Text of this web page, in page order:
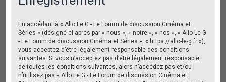
En accédant à « Allo Le G - Le Forum de discussion Cinéma et
Séries » (désigné ci-après par « nous », « notre », « nos », « Allo Le G
- Le Forum de discussion Cinéma et Séries », « https://allo-le-g.fr »),
vous acceptez d’être légalement responsable des conditions
suivantes. Si vous n’acceptez pas d’être légalement responsable
de toutes les conditions suivantes, alors n’accédez pas et/ou
n’utilisez pas « Allo Le G - Le Forum de discussion Cinéma et